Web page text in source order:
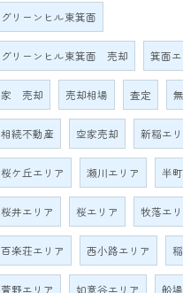
グリーンヒル東箕面
グリーンヒル東箕面 売却 箕面
家 売却 売却相場 査定
相続不動産 空家売却 新稲エ
桜ケ丘エリア 瀬川エリア 半
桜井エリア 桜エリア 牧落エ
百楽荘エリア 西小路エリア
萱野エリア 如意谷エリア 船